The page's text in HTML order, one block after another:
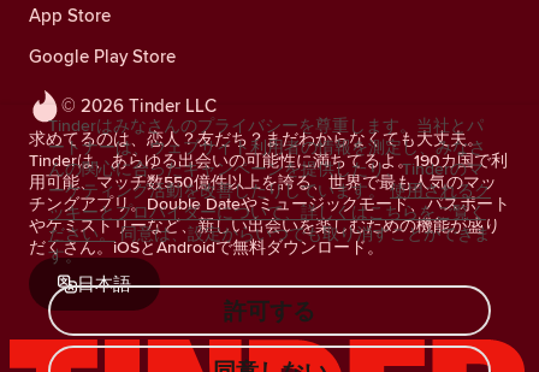
© 2026 Tinder LLC
求めてるのは、恋人？友だち？まだわからなくても大丈夫。
Tinderは、あらゆる出会いの可能性に満ちてるよ。190カ国で利
用可能、マッチ数550億件以上を誇る、世界で最も人気のマッ
チングアプリ。Double Dateやミュージックモード、パスポート
やケミストリーなど、新しい出会いを楽しむための機能が盛り
だくさん。iOSとAndroidで無料ダウンロード。
日本語
App Store
Google Play Store
Tinderはみなさんのプライバシーを尊重します。当社とパ
ートナーは、ウェブサイト利用者の情報を測定し、みなさ
んの関心に合ったキャンペーンを提供したり、Tinderのマ
ーケティング活動を改善したりしています。 使用されるク
ッキーとプロバイダーについて、詳しくはこちらをご覧く
ださい。 同意は、設定からいつでも取り消すことができま
す。
許可する